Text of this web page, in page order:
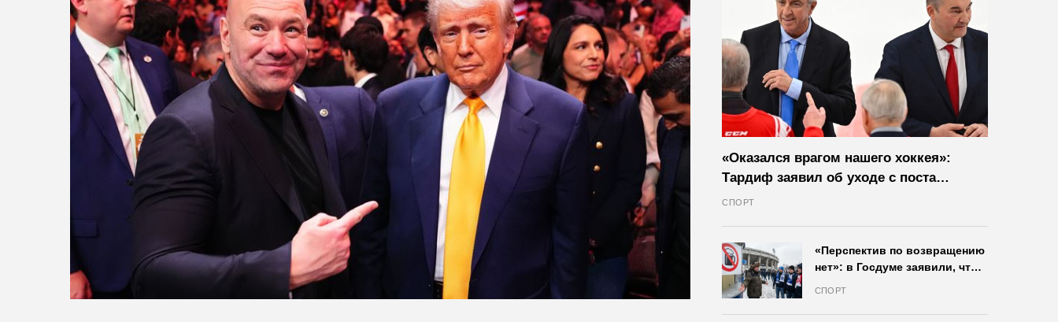
«Оказался врагом нашего хоккея»:
Тардиф заявил об уходе с поста
президента IIHF в октябре
СПОРТ
«Перспектив по возвращению
нет»: в Госдуме заявили, что
СПОРТ